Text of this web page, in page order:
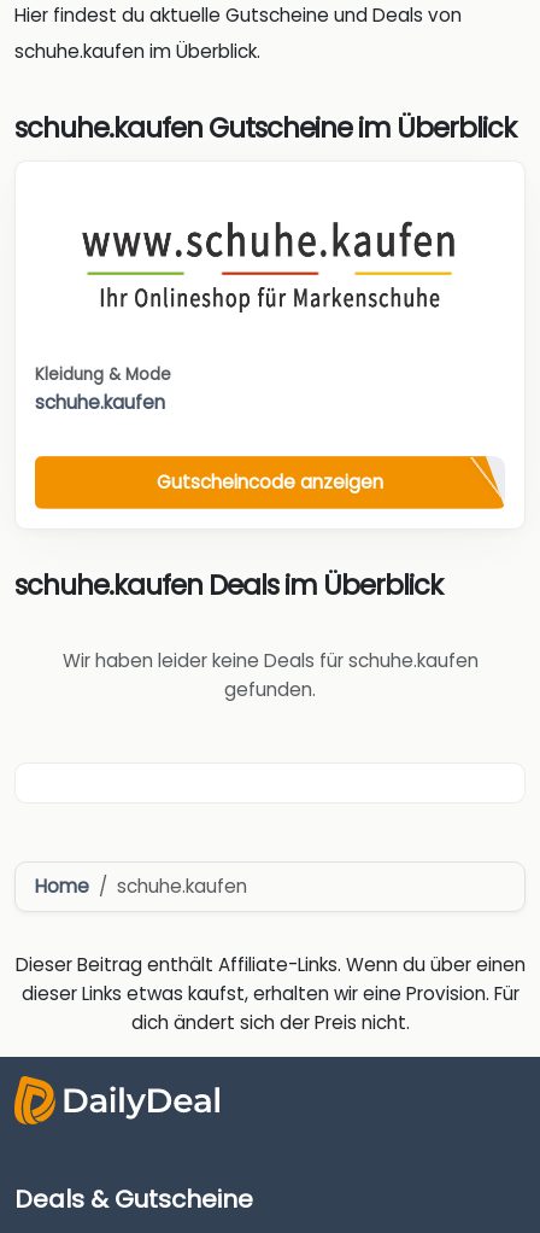
Hier findest du aktuelle Gutscheine und Deals von
schuhe.kaufen im Überblick.
schuhe.kaufen Gutscheine im Überblick
Kleidung & Mode
schuhe.kaufen
Gutscheincode anzeigen
schuhe.kaufen Deals im Überblick
Wir haben leider keine Deals für schuhe.kaufen
gefunden.
Home schuhe.kaufen
Dieser Beitrag enthält Affiliate-Links. Wenn du über einen
dieser Links etwas kaufst, erhalten wir eine Provision. Für
dich ändert sich der Preis nicht.
Deals & Gutscheine